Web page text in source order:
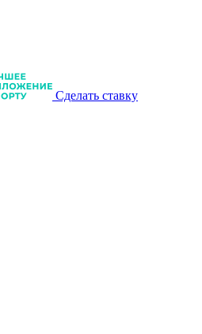
Сделать ставку